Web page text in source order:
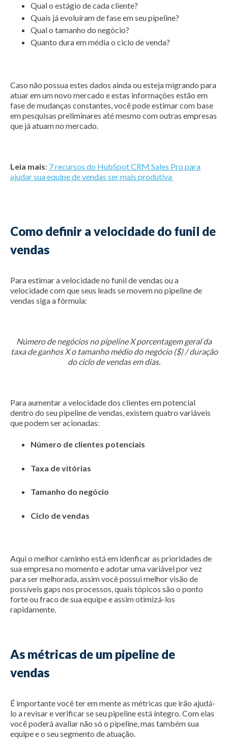
Qual o estágio de cada cliente?
Quais já evoluíram de fase em seu pipeline?
Qual o tamanho do negócio?
Quanto dura em média o ciclo de venda?
Caso não possua estes dados ainda ou esteja migrando para
atuar em um novo mercado e estas informações estão em
fase de mudanças constantes, você pode estimar com base
em pesquisas preliminares até mesmo com outras empresas
que já atuam no mercado.
Leia mais: 7 recursos do HubSpot CRM Sales Pro para
ajudar sua equipe de vendas ser mais produtiva
Como definir a velocidade do funil de
vendas
Para estimar a velocidade no funil de vendas ou a
velocidade com que seus leads se movem no pipeline de
vendas siga a fórmula:
Número de negócios no pipeline X porcentagem geral da
taxa de ganhos X o tamanho médio do negócio ($) / duração
do ciclo de vendas em dias.
Para aumentar a velocidade dos clientes em potencial
dentro do seu pipeline de vendas, existem quatro variáveis
que podem ser acionadas:
Número de clientes potenciais
Taxa de vitórias
Tamanho do negócio
Ciclo de vendas
Aqui o melhor caminho está em idenficar as prioridades de
sua empresa no momento e adotar uma variável por vez
para ser melhorada, assim você possui melhor visão de
possíveis gaps nos processos, quais tópicos são o ponto
forte ou fraco de sua equipe e assim otimizá-los
rapidamente.
As métricas de um pipeline de
vendas
É importante você ter em mente as métricas que irão ajudá-
lo a revisar e verificar se seu pipeline está íntegro. Com elas
você poderá avaliar não só o pipeline, mas também sua
equipe e o seu segmento de atuação.